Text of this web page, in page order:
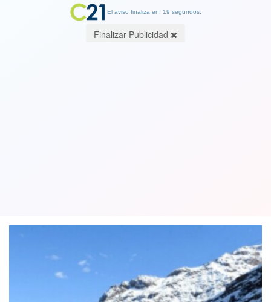
El aviso finaliza en: 19 segundos.
Finalizar Publicidad